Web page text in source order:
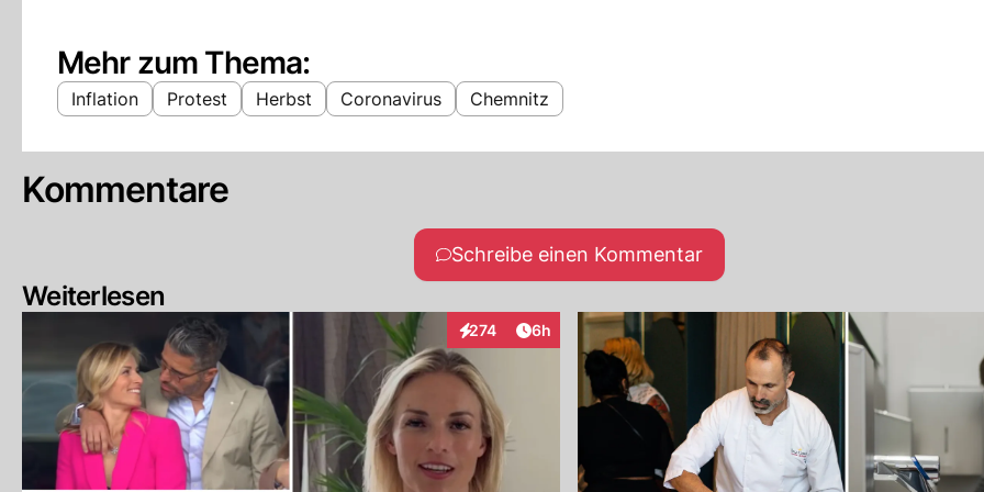
Mehr zum Thema:
Inflation Protest Herbst Coronavirus Chemnitz
Kommentare
Schreibe einen Kommentar
Weiterlesen
274
InteraktionenArtikel veröffentlicht:
6h